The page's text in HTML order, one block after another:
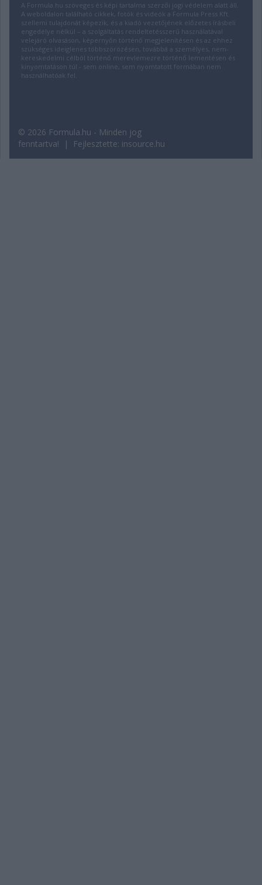
A Formula.hu szöveges és képi tartalma szerzői jogi védelem alatt áll.
A weboldalon található cikkek, fotók és videók a Formula Press Kft.
szellemi tulajdonát képezik, és a kiadó vezetőjének előzetes írásbeli
engedélye nélkül – a szolgáltatás rendeltetésszerű használatával
velejáró olvasáson, képernyőn történő megjelenítésen és az ehhez
szükséges ideiglenes többszörözésen, továbbá a személyes, nem-
kereskedelmi célból történő merevlemezre történő lementésen és
kinyomtatáson túl - sem online, sem nyomtatott formában nem
használhatóak fel.
© 2026 Formula.hu - Minden jog
fenntartva! | Fejlesztette: insource.hu